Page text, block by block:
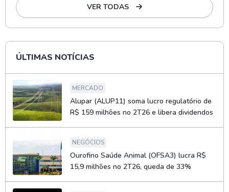
VER TODAS
ÚLTIMAS NOTÍCIAS
MERCADO
Alupar (ALUP11) soma lucro regulatório de
R$ 159 milhões no 2T26 e libera dividendos
NEGÓCIOS
Ourofino Saúde Animal (OFSA3) lucra R$
15,9 milhões no 2T26, queda de 33%